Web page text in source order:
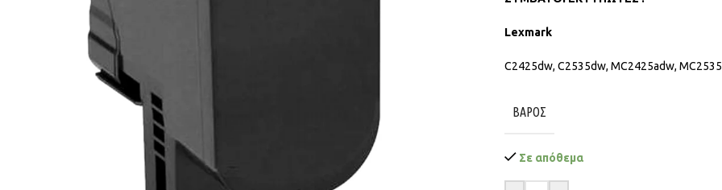
Lexmark
C2425dw, C2535dw, MC2425adw,
ΒΆΡΟΣ
Σε απόθεμα